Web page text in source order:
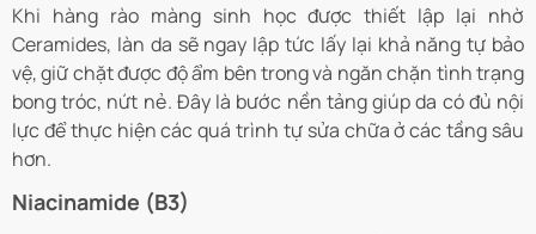
Khi hàng rào màng sinh học được thiết lập lại nhờ
Ceramides, làn da sẽ ngay lập tức lấy lại khả năng tự bảo
vệ, giữ chặt được độ ẩm bên trong và ngăn chặn tình trạng
bong tróc, nứt nẻ. Đây là bước nền tảng giúp da có đủ nội
lực để thực hiện các quá trình tự sửa chữa ở các tầng sâu
hơn.
Niacinamide (B3)